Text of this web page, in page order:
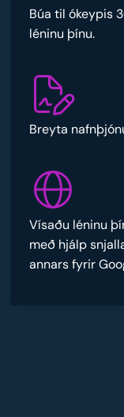
Búa til ókeypis
léninu þínu.
Breyta
Vísaðu léninu
með hjálp
annars fyrir